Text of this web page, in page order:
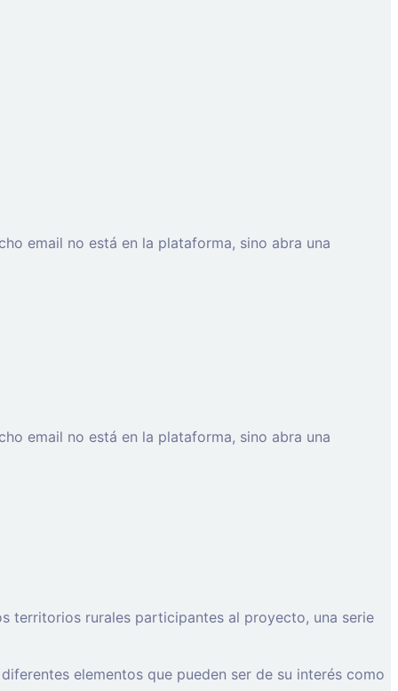
email no está en la plataforma, sino abra una
email no está en la plataforma, sino abra una
territorios rurales participantes al proyecto, una serie
elementos que pueden ser de su interés como